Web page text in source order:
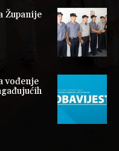
Županije
vođenje